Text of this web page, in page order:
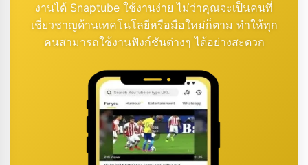
งานได้ Snaptube ใช้งานง่าย ไม่ว่าคุณจะเป็นคนที่
เชี่ยวชาญด้านเทคโนโลยีหรือมือใหม่ก็ตาม ทำให้ทุก
คนสามารถใช้งานฟังก์ชันต่างๆ ได้อย่างสะดวก